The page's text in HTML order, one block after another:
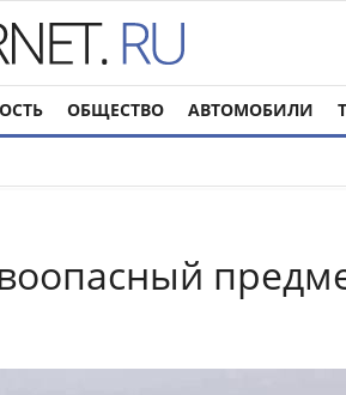
ОБЩЕСТВО АВТОМОБИЛИ